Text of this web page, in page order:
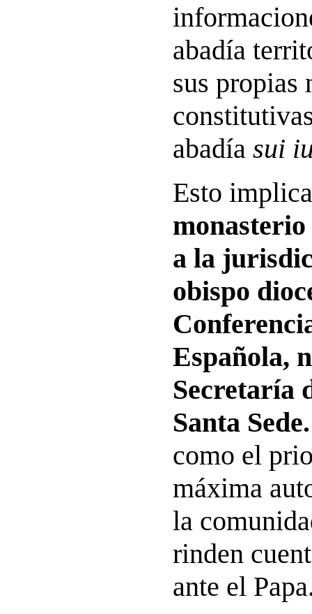
abadía
sus propias
abadía sui
Esto
monasterio
a la
obispo
Española,
Secretaría
Santa Sede.
como el
máxima
la
rinden
ante el